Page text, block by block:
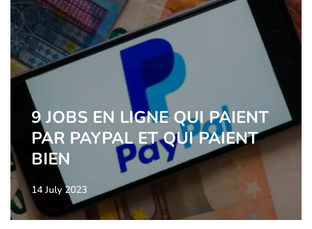
9 JOBS EN LIGNE QUI PAIENT
PAR PAYPAL ET QUI PAIENT
BIEN
14 July 2023